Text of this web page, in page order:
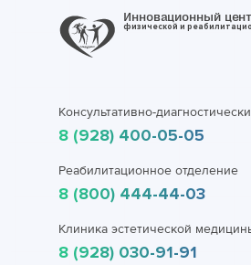
Инновационный
физической и
Консультативно-
8 (928) 400-05-05
Реабилитационное отделение
8 (800) 444-44-03
Клиника эстетической
8 (928) 030-91-91